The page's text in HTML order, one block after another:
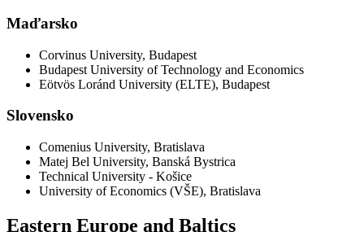
Maďarsko
Corvinus University, Budapest
Budapest University of Technology and Economics
Eötvös Loránd University (ELTE), Budapest
Slovensko
Comenius University, Bratislava
Matej Bel University, Banská Bystrica
Technical University - Košice
University of Economics (VŠE), Bratislava
Eastern Europe and Baltics